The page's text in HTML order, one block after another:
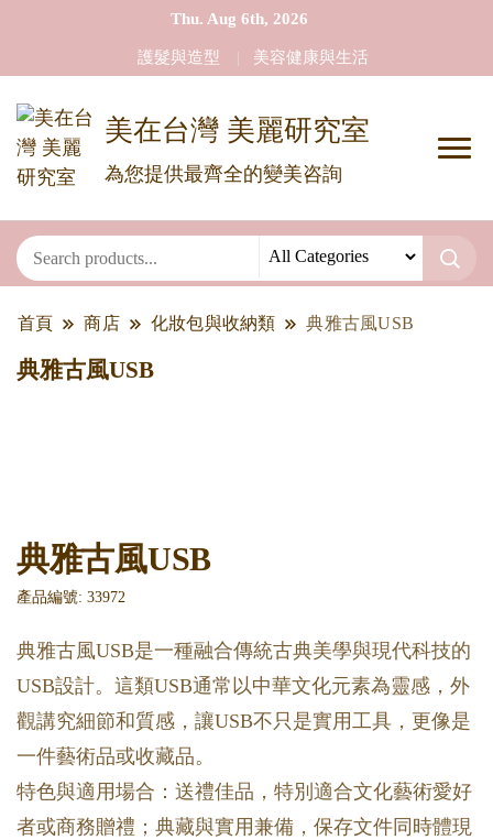
Thu. Aug 6th, 2026
護髮與造型 美容健康與生活
美在台灣 美麗研究室
為您提供最齊全的變美咨詢
首頁 商店 化妝包與收納類 典雅古風USB
典雅古風USB
典雅古風USB
產品編號: 33972
典雅古風USB是一種融合傳統古典美學與現代科技的
USB設計。這類USB通常以中華文化元素為靈感，外
觀講究細節和質感，讓USB不只是實用工具，更像是
一件藝術品或收藏品。
特色與適用場合：送禮佳品，特別適合文化藝術愛好
者或商務贈禮；典藏與實用兼備，保存文件同時體現